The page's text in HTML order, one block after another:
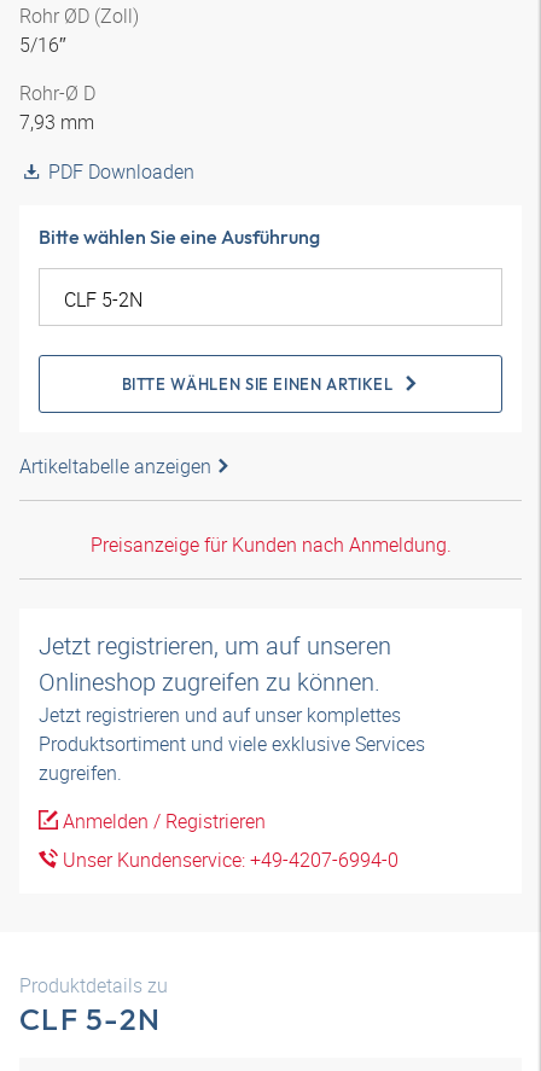
Rohr ØD (Zoll)
5/16″
Rohr-Ø D
7,93 mm
PDF Downloaden
Bitte wählen Sie eine Ausführung
BITTE WÄHLEN SIE EINEN ARTIKEL
Artikeltabelle anzeigen
Preisanzeige für Kunden nach Anmeldung.
Jetzt registrieren, um auf unseren
Onlineshop zugreifen zu können.
Jetzt registrieren und auf unser komplettes
Produktsortiment und viele exklusive Services
zugreifen.
Anmelden / Registrieren
Unser Kundenservice: +49-4207-6994-0
Produktdetails zu
CLF 5-2N